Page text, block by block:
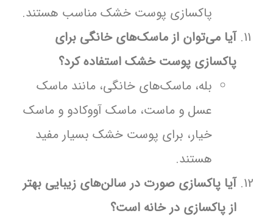
پاکسازی پوست خشک مناسب هستند.
آیا می‌توان از ماسک‌های خانگی برای
پاکسازی پوست خشک استفاده کرد؟
بله، ماسک‌های خانگی، مانند ماسک
عسل و ماست، ماسک آووکادو و ماسک
خیار، برای پوست خشک بسیار مفید
هستند.
آیا پاکسازی صورت در سالن‌های زیبایی بهتر
از پاکسازی در خانه است؟